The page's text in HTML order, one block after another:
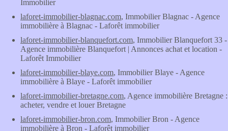
Immobilier
laforet-immobilier-blagnac.com, Immobilier Blagnac - Agence
immobilière à Blagnac - Laforêt immobilier
laforet-immobilier-blanquefort.com, Immobilier Blanquefort 33 -
Agence immobilière Blanquefort | Annonces achat et location -
Laforêt Immobilier
laforet-immobilier-blaye.com, Immobilier Blaye - Agence
immobilière à Blaye - Laforêt immobilier
laforet-immobilier-bretagne.com, Agence immobilière Bretagne :
acheter, vendre et louer Bretagne
laforet-immobilier-bron.com, Immobilier Bron - Agence
immobilière à Bron - Laforêt immobilier